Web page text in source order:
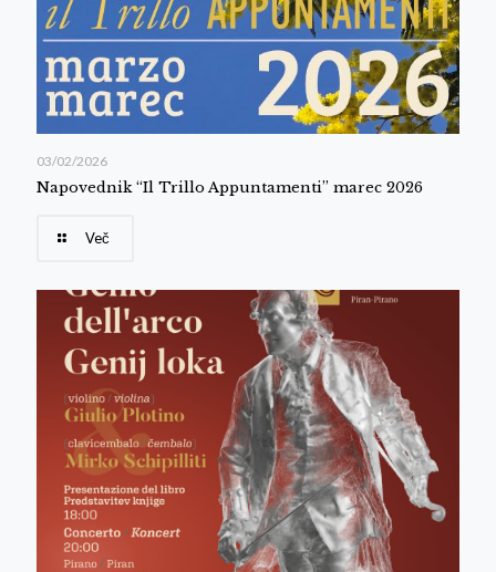
03/02/2026
Napovednik “Il Trillo Appuntamenti” marec 2026
Več